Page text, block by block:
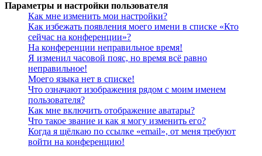
Параметры и настройки пользователя
Как мне изменить мои настройки?
Как избежать появления моего имени в списке «Кто
сейчас на конференции»?
На конференции неправильное время!
Я изменил часовой пояс, но время всё равно
неправильное!
Моего языка нет в списке!
Что означают изображения рядом с моим именем
пользователя?
Как мне включить отображение аватары?
Что такое звание и как я могу изменить его?
Когда я щёлкаю по ссылке «email», от меня требуют
войти на конференцию!